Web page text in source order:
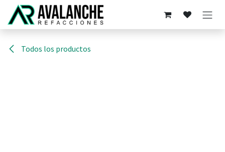
Ir al contenido
Todos los productos